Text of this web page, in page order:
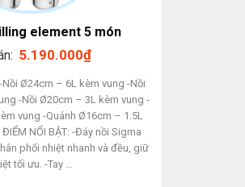
element 5 món
5.190.000₫
Nồi Ø24cm – 6L kèm vung -Nồi
-Nồi Ø20cm – 3L kèm vung -
vung -Quánh Ø16cm – 1.5L
NỔI BẬT: -Đáy nồi Sigma
phối nhiệt nhanh và đều, giữ
tối ưu. -Tay …